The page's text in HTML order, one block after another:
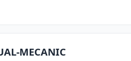
MECANIC